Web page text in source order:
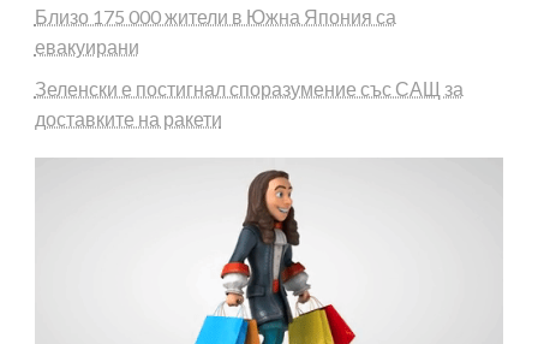
Близо 175 000 жители в Южна Япония са
евакуирани
Зеленски е постигнал споразумение със САЩ за
доставките на ракети